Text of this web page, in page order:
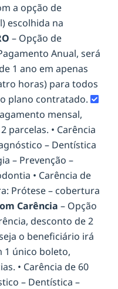
a opção de
escolhida na
– Opção de
Anual, será
1 ano em apenas
horas) para todos
plano contratado.
mensal,
parcelas. • Carência
– Dentística
– Prevenção –
• Carência de
Prótese – cobertura
Carência – Opção
desconto de 2
o beneficiário irá
1 único boleto,
• Carência de 60
– Dentística –